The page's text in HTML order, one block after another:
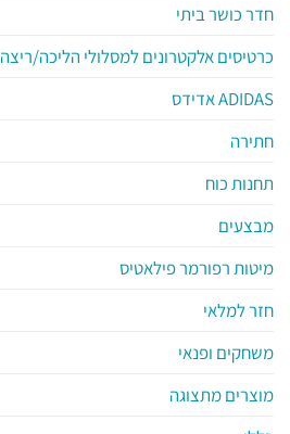
חדר כושר ביתי
כרטיסים אלקטרונים למסלולי הליכה/ריצה
ADIDAS אדידס
חתירה
תחנות כוח
מבצעים
מיטות רפורמר פילאטיס
חזר למלאי
משחקים ופנאי
מוצרים מתצוגה